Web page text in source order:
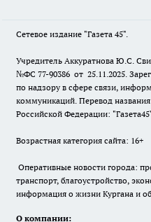
Сетевое издание "Газета 45".
Учредитель Аккуратнова Ю.С.
№ФС 77-90386 от 25.11.2025.
по надзору в сфере связи,
коммуникаций. Перевод
Российской Федерации:
Возрастная категория сайта: 16+
Оперативные новости города:
транспорт, благоустройство,
информация о жизни Кургана и
О компании: